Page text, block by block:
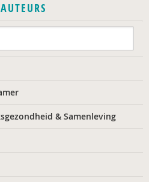
AUTEURS
& Samenleving